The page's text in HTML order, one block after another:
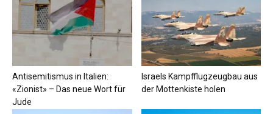
Antisemitismus in Italien:
«Zionist» – Das neue Wort für
Jude
Israels Kampfflugzeugbau aus
der Mottenkiste holen